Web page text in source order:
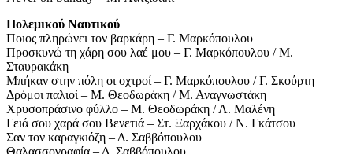
Πολεμικού Ναυτικού
Ποιος πληρώνει τον βαρκάρη – Γ. Μαρκόπουλου
Προσκυνώ τη χάρη σου λαέ μου – Γ. Μαρκόπουλου / Μ.
Σταυρακάκη
Μπήκαν στην πόλη οι οχτροί – Γ. Μαρκόπουλου / Γ. Σκούρτη
Δρόμοι παλιοί – Μ. Θεοδωράκη / Μ. Αναγνωστάκη
Χρυσοπράσινο φύλλο – Μ. Θεοδωράκη / Λ. Μαλένη
Γειά σου χαρά σου Βενετιά – Στ. Ξαρχάκου / Ν. Γκάτσου
Σαν τον καραγκιόζη – Δ. Σαββόπουλου
Θαλασσογραφία – Δ. Σαββόπουλου